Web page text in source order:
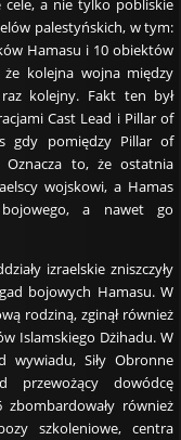
cele, a nie tylko pobliskie
palestyńskich, w tym:
Hamasu i 10 obiektów
że kolejna wojna między
kolejny. Fakt ten był
Cast Lead i Pillar of
gdy pomiędzy Pillar of
to, że ostatnia
wojskowi, a Hamas
bojowego, a nawet go
izraelskie zniszczyły
bojowych Hamasu. W
rodziną, zginął również
Islamskiego Dżihadu. W
wywiadu, Siły Obronne
przewożący dowódcę
zbombardowały również
szkoleniowe, centra